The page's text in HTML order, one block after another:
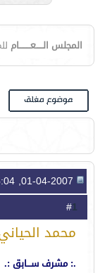
المجلس الـــــعــــــــام
1
محمد
.: مشرف ســـابق :.